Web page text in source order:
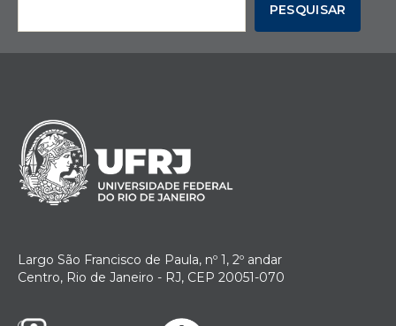
PESQUISAR
Largo São Francisco de Paula, nº 1, 2º andar
Centro, Rio de Janeiro - RJ, CEP 20051-070